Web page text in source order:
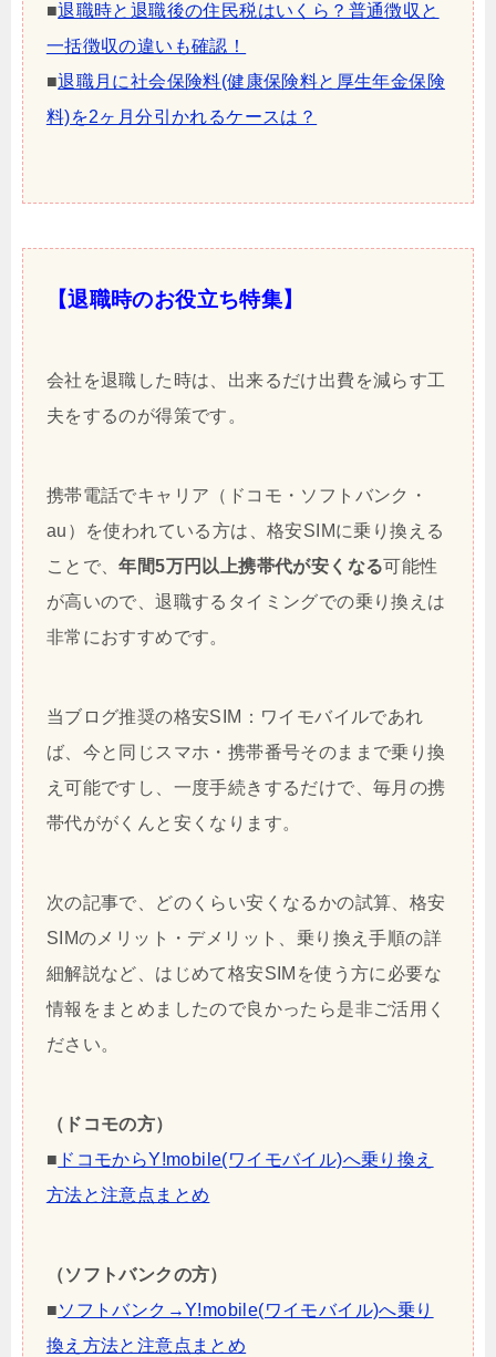
■退職時と退職後の住民税はいくら？普通徴収と
一括徴収の違いも確認！
■退職月に社会保険料(健康保険料と厚生年金保険
料)を2ヶ月分引かれるケースは？
【退職時のお役立ち特集】
会社を退職した時は、出来るだけ出費を減らす工
夫をするのが得策です。
携帯電話でキャリア（ドコモ・ソフトバンク・
au）を使われている方は、格安SIMに乗り換える
ことで、年間5万円以上携帯代が安くなる可能性
が高いので、退職するタイミングでの乗り換えは
非常におすすめです。
当ブログ推奨の格安SIM：ワイモバイルであれ
ば、今と同じスマホ・携帯番号そのままで乗り換
え可能ですし、一度手続きするだけで、毎月の携
帯代ががくんと安くなります。
次の記事で、どのくらい安くなるかの試算、格安
SIMのメリット・デメリット、乗り換え手順の詳
細解説など、はじめて格安SIMを使う方に必要な
情報をまとめましたので良かったら是非ご活用く
ださい。
（ドコモの方）
■ ドコモからY!mobile(ワイモバイル)へ乗り換え
方法と注意点まとめ
（ソフトバンクの方）
■ソフトバンク→Y!mobile(ワイモバイル)へ乗り
換え方法と注意点まとめ